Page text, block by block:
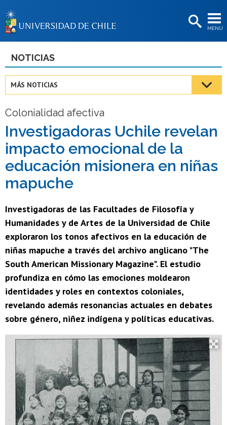
MENÚ
BIBLIOTECAS
Estudiantes
Académicas/os
Funcionarias/os
Egresadas/os
NOTICIAS
MÁS NOTICIAS
Colonialidad afectiva
Investigadoras Uchile revelan
impacto emocional de la
educación misionera en niñas
mapuche
Investigadoras de las Facultades de Filosofía y
Humanidades y de Artes de la Universidad de Chile
exploraron los tonos afectivos en la educación de
niñas mapuche a través del archivo anglicano "The
South American Missionary Magazine". El estudio
profundiza en cómo las emociones moldearon
identidades y roles en contextos coloniales,
revelando además resonancias actuales en debates
sobre género, niñez indígena y políticas educativas.